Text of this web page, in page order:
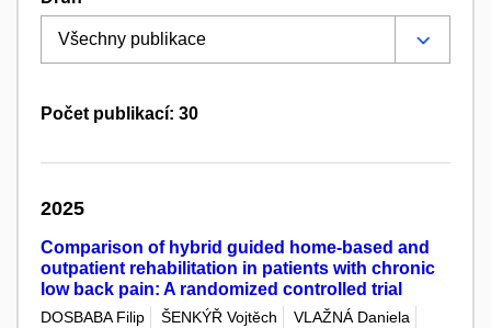
Počet publikací: 30
2025
Comparison of hybrid guided home-based and
outpatient rehabilitation in patients with chronic
low back pain: A randomized controlled trial
DOSBABA Filip ŠENKÝŘ Vojtěch
VLAŽNÁ Daniela